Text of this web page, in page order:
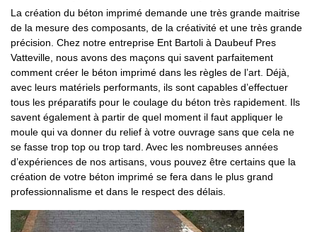
La création du béton imprimé demande une très grande maitrise
de la mesure des composants, de la créativité et une très grande
précision. Chez notre entreprise Ent Bartoli à Daubeuf Pres
Vatteville, nous avons des maçons qui savent parfaitement
comment créer le béton imprimé dans les règles de l’art. Déjà,
avec leurs matériels performants, ils sont capables d’effectuer
tous les préparatifs pour le coulage du béton très rapidement. Ils
savent également à partir de quel moment il faut appliquer le
moule qui va donner du relief à votre ouvrage sans que cela ne
se fasse trop top ou trop tard. Avec les nombreuses années
d’expériences de nos artisans, vous pouvez être certains que la
création de votre béton imprimé se fera dans le plus grand
professionnalisme et dans le respect des délais.